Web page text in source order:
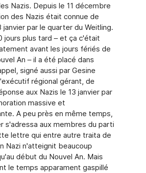
Nazis. Depuis le 11 décembre
des Nazis était connue de
janvier par le quarter du Weitling.
jours plus tard – et ça c'était
avant les jours fériés de
An – il a été placé dans
signé aussi par Gesine
régional gérant, de
aux Nazis le 13 janvier par
massive et
A peu près en même temps,
s'adressa aux membres du parti
lettre qui entre autre traita de
Nazi n'atteignit beaucoup
début du Nouvel An. Mais
le temps apparament gaspillé